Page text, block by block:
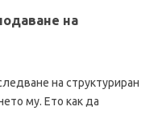
на
на структуриран
му. Ето как да